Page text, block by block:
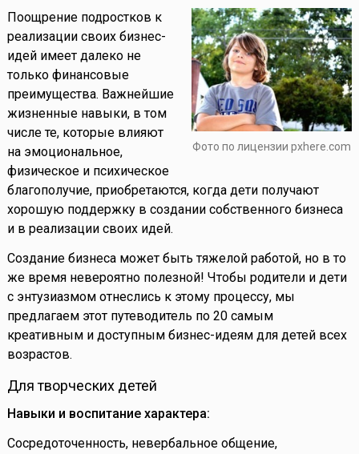
Фото по лицензии pxhere.com
Поощрение подростков к
реализации своих бизнес-
идей имеет далеко не
только финансовые
преимущества. Важнейшие
жизненные навыки, в том
числе те, которые влияют
на эмоциональное,
физическое и психическое
благополучие, приобретаются, когда дети получают
хорошую поддержку в создании собственного бизнеса
и в реализации своих идей.
Создание бизнеса может быть тяжелой работой, но в то
же время невероятно полезной! Чтобы родители и дети
с энтузиазмом отнеслись к этому процессу, мы
предлагаем этот путеводитель по 20 самым
креативным и доступным бизнес-идеям для детей всех
возрастов.
Для творческих детей
Навыки и воспитание характера:
Сосредоточенность, невербальное общение,